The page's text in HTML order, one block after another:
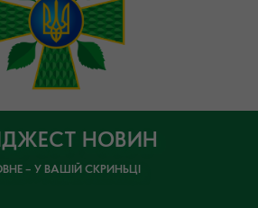
НОВИН
– У ВАШІЙ СКРИНЬЦІ